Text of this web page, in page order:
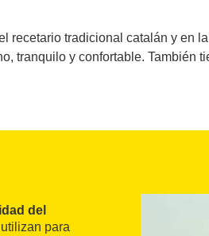
recetario tradicional catalán y en
tranquilo y confortable. También
del
para